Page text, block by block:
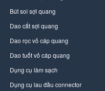
Bút soi sợi quang
Dao cắt sợi quang
Dao rọc vỏ cáp quang
Dao tuốt vỏ cáp quang
Dụng cụ làm sạch
Dụng cụ lau đầu connector